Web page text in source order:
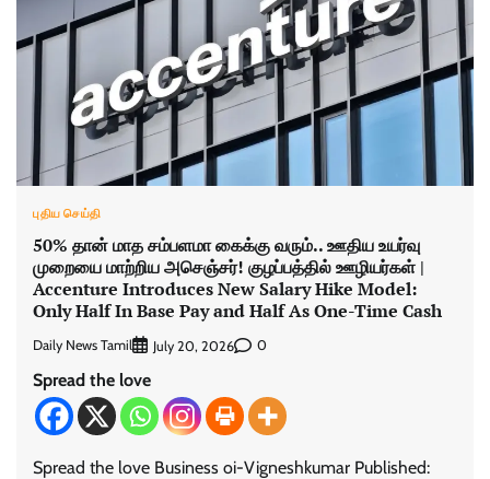
புதிய செய்தி
50% தான் மாத சம்பளமா கைக்கு வரும்.. ஊதிய உயர்வு
முறையை மாற்றிய அசெஞ்சர்! குழப்பத்தில் ஊழியர்கள் |
Accenture Introduces New Salary Hike Model:
Only Half In Base Pay and Half As One-Time Cash
Daily News Tamil July 20, 2026 0
Spread the love
Spread the love Business oi-Vigneshkumar Published: